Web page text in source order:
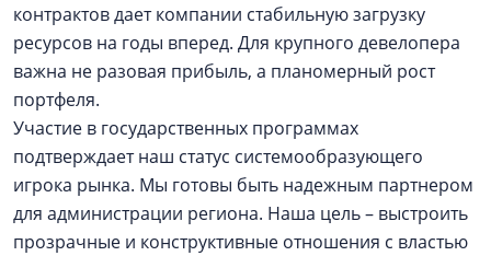
контрактов дает компании стабильную загрузку
ресурсов на годы вперед. Для крупного девелопера
важна не разовая прибыль, а планомерный рост
портфеля.
Участие в государственных программах
подтверждает наш статус системообразующего
игрока рынка. Мы готовы быть надежным партнером
для администрации региона. Наша цель – выстроить
прозрачные и конструктивные отношения с властью